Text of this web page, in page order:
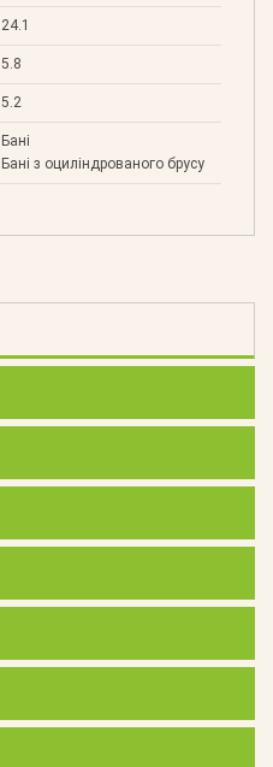
24.1
5.8
5.2
Бані
Бані з оциліндрованого брусу